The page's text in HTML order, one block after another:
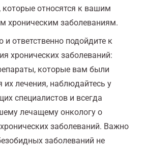
которые относятся к вашим
хроническим заболеваниям.
и ответственно подойдите к
хронических заболеваний:
которые вам были
их лечения, наблюдайтесь у
специалистов и всегда
лечащему онкологу о
заболеваний. Важно
заболеваний не